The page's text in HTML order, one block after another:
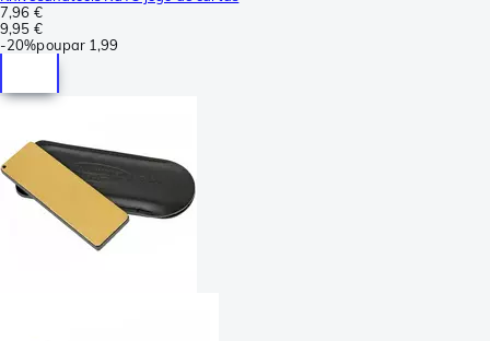
7,96 €
9,95 €
-20%poupar 1,99